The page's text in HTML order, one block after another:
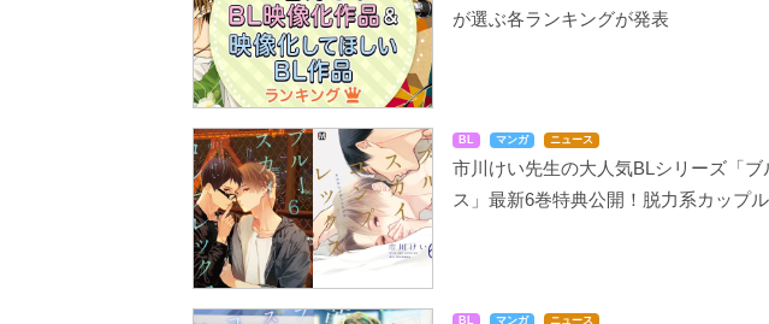
が選ぶ各ランキングが発表
BL マンガ ニュース
市川けい先生の大人気BLシリーズ「
ス」最新6巻特典公開！脱力系カップ
BL マンガ ニュース